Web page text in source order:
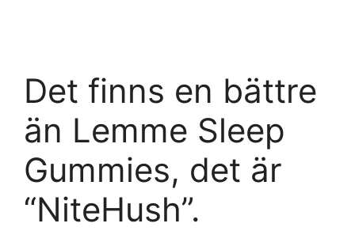
Det finns en bättre
än Lemme Sleep
Gummies, det är
“NiteHush”.